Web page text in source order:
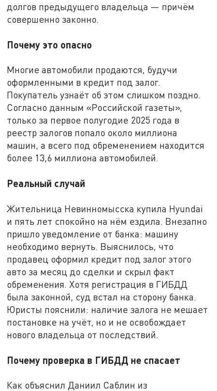
долгов предыдущего владельца — причём
совершенно законно.
Почему это опасно
Многие автомобили продаются, будучи
оформленными в кредит под залог.
Покупатель узнаёт об этом слишком поздно.
Согласно данным «Российской газеты»,
только за первое полугодие 2025 года в
реестр залогов попало около миллиона
машин, а всего под обременением находится
более 13,6 миллиона автомобилей.
Реальный случай
Жительница Невинномысска купила Hyundai
и пять лет спокойно на нём ездила. Внезапно
пришло уведомление от банка: машину
необходимо вернуть. Выяснилось, что
продавец оформил кредит под залог этого
авто за месяц до сделки и скрыл факт
обременения. Хотя регистрация в ГИБДД
была законной, суд встал на сторону банка.
Юристы пояснили: наличие залога не мешает
постановке на учёт, но и не освобождает
нового владельца от последствий.
Почему проверка в ГИБДД не спасает
Как объяснил Даниил Саблин из